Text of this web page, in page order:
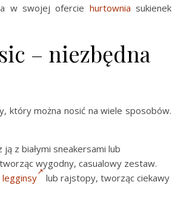
w swojej ofercie hurtownia sukienek
– niezbędna
który można nosić na wiele sposobów.
z białymi sneakersami lub
wygodny, casualowy zestaw.
legginsy
lub rajstopy, tworząc ciekawy